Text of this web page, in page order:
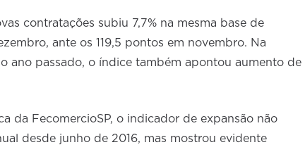
contratações subiu 7,7% na mesma base de
ante os 119,5 pontos em novembro. Na
ano passado, o índice também apontou aumento de
da FecomercioSP, o indicador de expansão não
desde junho de 2016, mas mostrou evidente